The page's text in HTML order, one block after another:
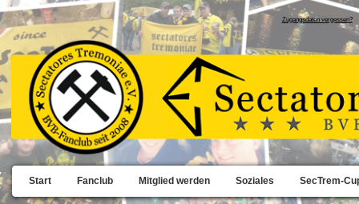
Zugangsdaten vergessen?
Start Fanclub Mitglied werden Soziales SecTrem-